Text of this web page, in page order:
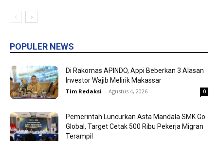
POPULER NEWS
Di Rakornas APINDO, Appi Beberkan 3 Alasan
Investor Wajib Melirik Makassar
Tim Redaksi - Agustus 4, 2026 0
Pemerintah Luncurkan Asta Mandala SMK Go
Global, Target Cetak 500 Ribu Pekerja Migran
Terampil